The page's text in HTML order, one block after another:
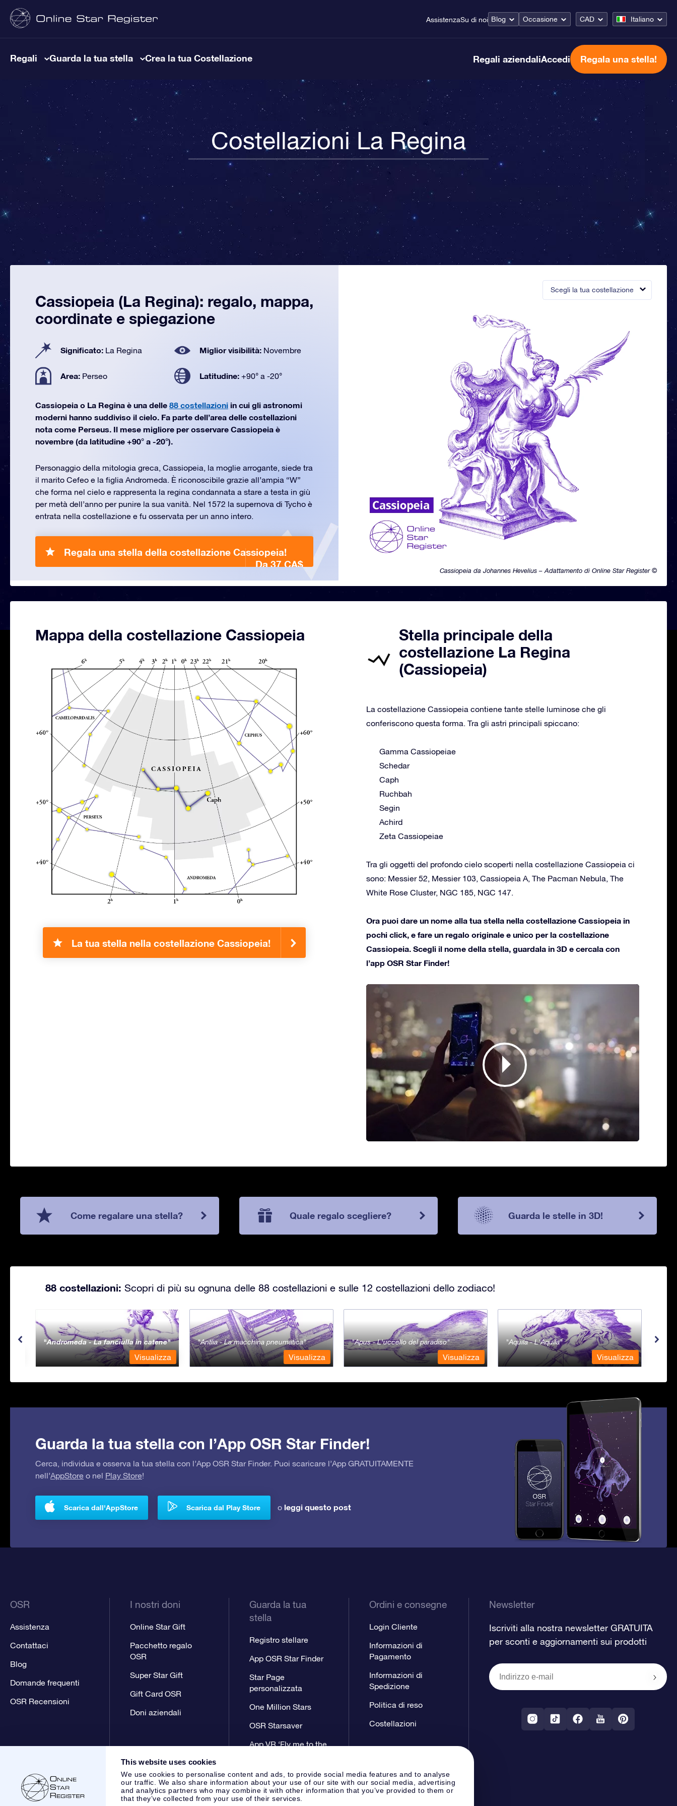
This website uses cookies
We use cookies to personalise content and ads, to provide social media features and to analyse
our traffic. We also share information about your use of our site with our social media, advertising
and analytics partners who may combine it with other information that you’ve provided to them or
that they’ve collected from your use of their services.
AssistenzaSu di noi Blog Occasione CAD Italiano
Regali Guarda la tua stella Crea la tua Costellazione Regali aziendaliAccedi Regala una stella!
Costellazioni La Regina
Scegli la tua costellazione
Cassiopeia da Johannes Hevelius – Adattamento di Online Star Register ©
Cassiopeia (La Regina): regalo, mappa,
coordinate e spiegazione
Significato: La Regina Miglior visibilità: Novembre
Area: Perseo Latitudine: +90° a -20°
Cassiopeia o La Regina è una delle 88 costellazioni in cui gli astronomi
moderni hanno suddiviso il cielo. Fa parte dell’area delle costellazioni
nota come Perseus. Il mese migliore per osservare Cassiopeia è
novembre (da latitudine +90° a -20°).
Personaggio della mitologia greca, Cassiopeia, la moglie arrogante, siede tra
il marito Cefeo e la figlia Andromeda. È riconoscibile grazie all’ampia “W”
che forma nel cielo e rappresenta la regina condannata a stare a testa in giù
per metà dell’anno per punire la sua vanità. Nel 1572 la supernova di Tycho è
entrata nella costellazione e fu osservata per un anno intero.
Regala una stella della costellazione Cassiopeia!
Da 37 CA$
Mappa della costellazione Cassiopeia
La tua stella nella costellazione Cassiopeia!
Stella principale della
costellazione La Regina
(Cassiopeia)
La costellazione Cassiopeia contiene tante stelle luminose che gli
conferiscono questa forma. Tra gli astri principali spiccano:
Gamma Cassiopeiae
Schedar
Caph
Ruchbah
Segin
Achird
Zeta Cassiopeiae
Tra gli oggetti del profondo cielo scoperti nella costellazione Cassiopeia ci
sono: Messier 52, Messier 103, Cassiopeia A, The Pacman Nebula, The
White Rose Cluster, NGC 185, NGC 147.
Ora puoi dare un nome alla tua stella nella costellazione Cassiopeia in
pochi click, e fare un regalo originale e unico per la costellazione
Cassiopeia. Scegli il nome della stella, guardala in 3D e cercala con
l’app OSR Star Finder!
Come regalare una stella? Quale regalo scegliere? Guarda le stelle in 3D!
88 costellazioni: Scopri di più su ognuna delle 88 costellazioni e sulle 12 costellazioni dello zodiaco!
Andromeda - La fanciulla in catene
Visualizza
Antlia - La macchina pneumatica
Visualizza
Apus - L'uccello del paradiso
Visualizza
Aquila - L'Aquila
Visualizza
Guarda la tua stella con l’App OSR Star Finder!
Cerca, individua e osserva la tua stella con l’App OSR Star Finder. Puoi scaricare l’App GRATUITAMENTE
nell’AppStore o nel Play Store!
Scarica dall'AppStore Scarica dal Play Store o leggi questo post
OSR
Assistenza
Contattaci
Blog
Domande frequenti
OSR Recensioni
I nostri doni
Online Star Gift
Pacchetto regalo
OSR
Super Star Gift
Gift Card OSR
Doni aziendali
Guarda la tua
stella
Registro stellare
App OSR Star Finder
Star Page
personalizzata
One Million Stars
OSR Starsaver
App VR ‘Fly me to the
Ordini e consegne
Login Cliente
Informazioni di
Pagamento
Informazioni di
Spedizione
Politica di reso
Costellazioni
Newsletter
Iscriviti alla nostra newsletter GRATUITA
per sconti e aggiornamenti sui prodotti